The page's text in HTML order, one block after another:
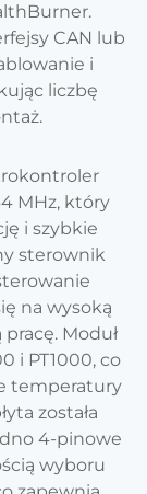
CAN lub
i
liczbę
MHz, który
i szybkie
sterownik
na wysoką
Moduł
i PT1000, co
temperatury
została
4-pinowe
wyboru